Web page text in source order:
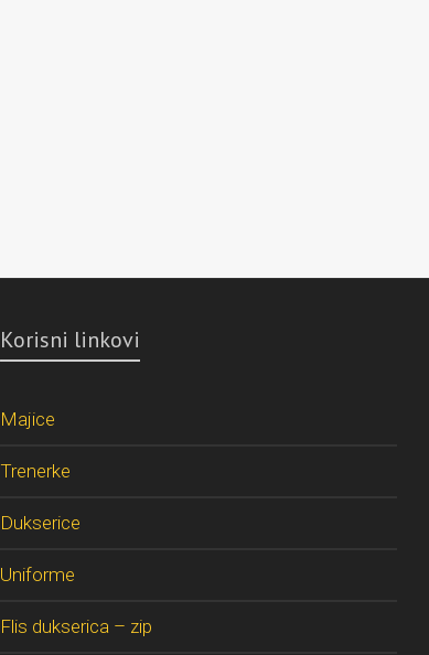
Korisni linkovi
Majice
Trenerke
Dukserice
Uniforme
Flis dukserica – zip